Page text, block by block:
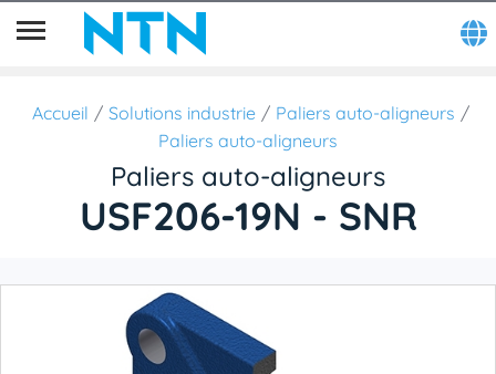
Accueil Solutions industrie
Paliers auto-aligneurs
Paliers auto-aligneurs
Paliers auto-aligneurs
USF206-19N - SNR